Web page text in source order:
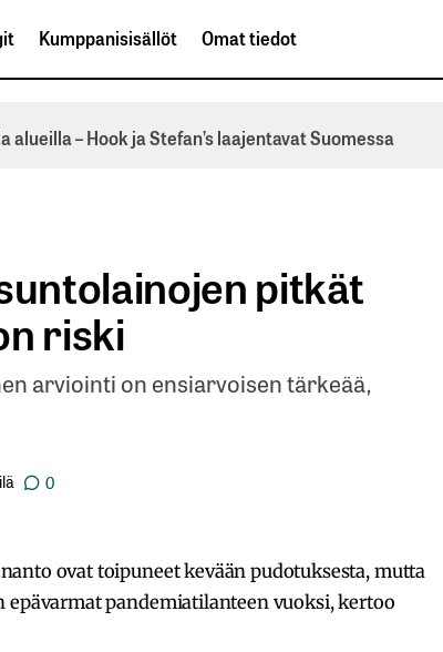
Kumppanisisällöt Omat tiedot
alueilla – Hook ja Stefan’s laajentavat Suomessa
pitkät
riski
arviointi on ensiarvoisen tärkeää,
0
ovat toipuneet kevään pudotuksesta, mutta
pandemiatilanteen vuoksi, kertoo